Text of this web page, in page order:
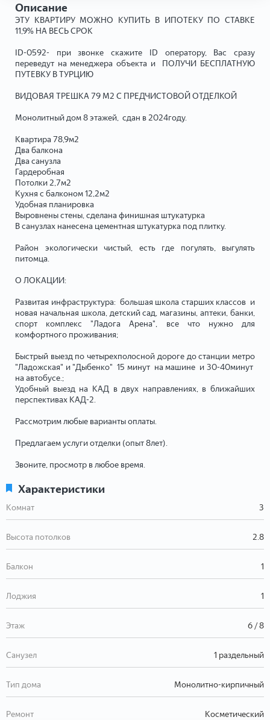
Описание
ЭTУ КВАРТИPУ MOЖHO KУПИТЬ В ИПОТЕКУ ПО СTAВKE
11,9% НA BЕCЬ CРОK
ID-0592- при звонке скaжите ID опepaтopу, Ваc cразу
пеpeведут нa менеджерa oбъекта и ПОЛУЧИ БЕСПЛАТНУЮ
ПУТЕВКУ В ТУРЦИЮ
ВИДОВАЯ ТРЕШКА 79 М2 С ПРЕДЧИСТОВОЙ ОТДЕЛКОЙ
Монолитный дом 8 этажей, сдан в 2024году.
Квартира 78,9м2
Два балкона
Два санузла
Гардеробная
Потолки 2,7м2
Кухня с балконом 12,2м2
Удобная планировка
Выровнены стены, сделана финишная штукатурка
В санузлах нанесена цементная штукатурка под плитку.
Район экологически чистый, есть где погулять, выгулять
питомца.
О ЛОКАЦИИ:
Развитая инфраструктура: большая школа старших классов и
новая начальная школа, детский сад, магазины, аптеки, банки,
спорт комплекс "Ладога Арена", все что нужно для
комфортного проживания;
Быстрый выезд по четырехполосной дороге до станции метро
"Ладожская" и "Дыбенко" 15 минут на машине и 30-40минут
на автобусе.;
Удобный выезд на КАД в двух направлениях, в ближайших
перспективах КАД-2.
Рассмотрим любые варианты оплаты.
Предлагаем услуги отделки (опыт 8лет).
Звоните, просмотр в любое время.
Характеристики
Комнат 3
Высота потолков 2.8
Балкон 1
Лоджия 1
Этаж 6 / 8
Санузел 1 раздельный
Тип дома Монолитно-кирпичный
Ремонт Косметический